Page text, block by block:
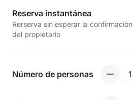
Reserva instantánea
Rerserva sin esperar la confirmación
del propietario
Número de personas